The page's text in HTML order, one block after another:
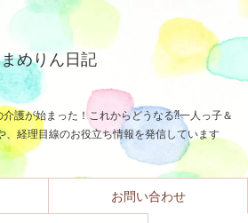
まめりん日記
護が始まった！これからどうなる⁈一人っ子＆
、経理目線のお役立ち情報を発信しています
お問い合わせ